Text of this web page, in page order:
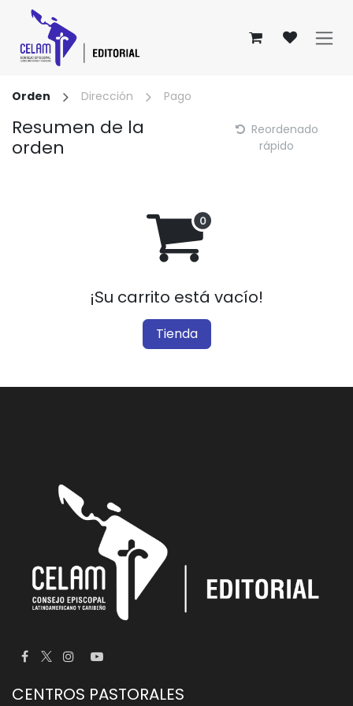
Ir al contenido
Orden Dirección Pago
Resumen de la
orden
Reordenado
rápido
¡Su carrito está vacío!
Tienda
CENTROS PASTORALES